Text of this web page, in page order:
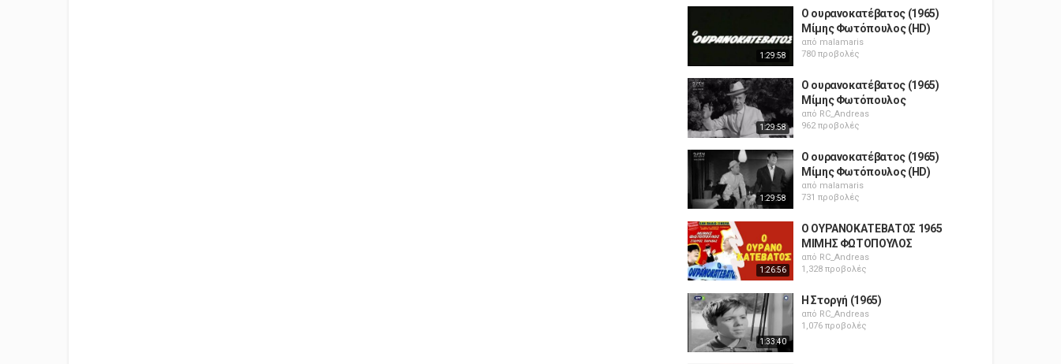
1:29:58
Ο ουρανοκατέβατος (1965)
Μίμης Φωτόπουλος (HD)
από malamaris
780 προβολές
1:29:58
Ο ουρανοκατέβατος (1965)
Μίμης Φωτόπουλος
από RC_Andreas
962 προβολές
1:29:58
Ο ουρανοκατέβατος (1965)
Μίμης Φωτόπουλος (HD)
από malamaris
731 προβολές
1:26:56
Ο ΟΥΡΑΝΟΚΑΤΕΒΑΤΟΣ 1965
ΜΙΜΗΣ ΦΩΤΟΠΟΥΛΟΣ
από RC_Andreas
1,328 προβολές
1:33:40
Η Στοργή (1965)
από RC_Andreas
1,076 προβολές